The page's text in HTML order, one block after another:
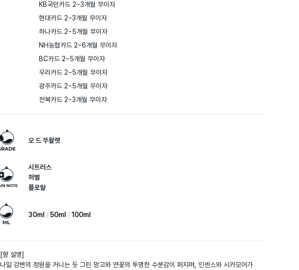
KB국민카드 2~3개월 무이자
현대카드 2~3개월 무이자
하나카드 2~5개월 무이자
NH농협카드 2~6개월 무이자
BC카드 2~5개월 무이자
우리카드 2~5개월 무이자
광주카드 2~5개월 무이자
전북카드 2~3개월 무이자
오 드 뚜왈렛
시트러스
허벌
플로랄
30ml 50ml 100ml
[향 설명]
나일 강변의 정원을 거니는 듯 그린 망고와 연꽃의 투명한 수분감이 퍼지며, 인센스와 시카모어가